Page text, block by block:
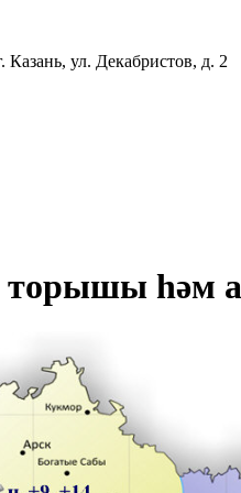
Казань, ул. Декабристов, д. 2
торышы һәм